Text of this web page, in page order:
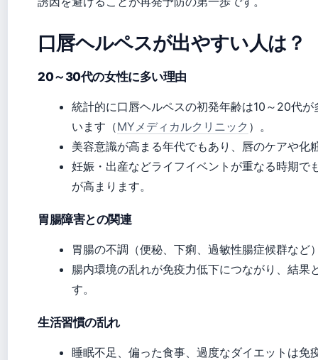
口唇ヘルペスが出やすい人は？
20～30代の女性に多い理由
統計的に口唇ヘルペスの初発年齢は10～20代
います（MYメディカルクリニック ）。
美容意識が高まる年代でもあり、唇のケアや
妊娠・出産などライフイベントが重なる時期
が高まります。
胃腸障害との関連
胃腸の不調（便秘、下痢、過敏性腸症候群な
腸内環境の乱れが免疫力低下につながり、結
す。
生活習慣の乱れ
睡眠不足、偏った食事、過度なダイエットは免